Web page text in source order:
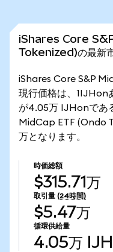
iShares Core
Tokenized)の最新
iShares Core S&P
現行価格は、1IJHon
が4.05万 IJHonであ
MidCap ETF (Ondo
万となります。
時価総額
$315.71万
取引量 (24時間)
$5.47万
循環供給量
4.05万